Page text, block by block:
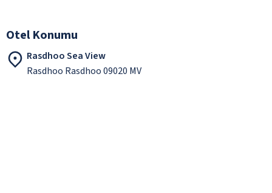
Otel Konumu
Rasdhoo Sea View
Rasdhoo Rasdhoo 09020 MV